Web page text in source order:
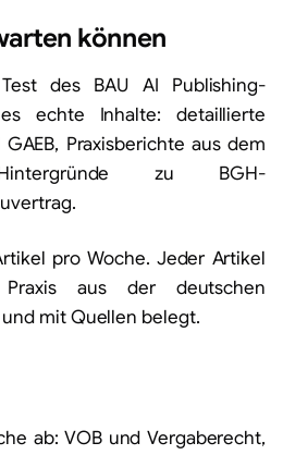
können
des BAU AI Publishing-
echte Inhalte: detaillierte
Praxisberichte aus dem
Hintergründe zu BGH-
pro Woche. Jeder Artikel
aus der deutschen
mit Quellen belegt.
ab: VOB und Vergaberecht,